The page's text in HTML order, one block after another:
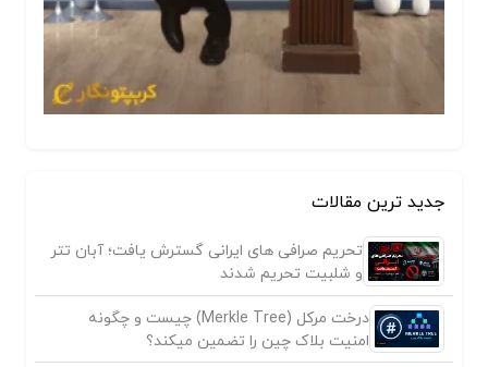
جدید ترین مقالات
تحریم صرافی های ایرانی گسترش یافت؛ آبان تتر
و شلبیت تحریم شدند
درخت مرکل (Merkle Tree) چیست و چگونه
امنیت بلاک چین را تضمین میکند؟